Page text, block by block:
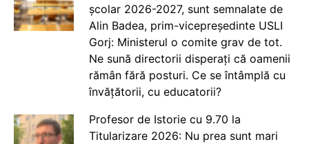
școlar 2026-2027, sunt semnalate de
Alin Badea, prim-vicepreședinte USLI
Gorj: Ministerul o comite grav de tot.
Ne sună directorii disperați că oamenii
rămân fără posturi. Ce se întâmplă cu
învățătorii, cu educatorii?
Profesor de Istorie cu 9.70 la
Titularizare 2026: Nu prea sunt mari